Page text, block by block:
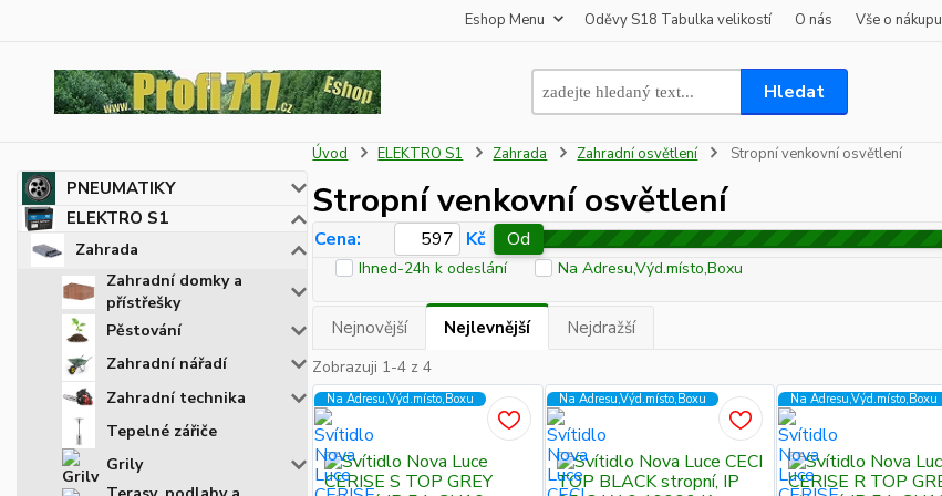
Eshop Menu Oděvy S18 Tabulka velikostí O nás Vše o nákupu
Hledat
PNEUMATIKY
ELEKTRO S1
Zahrada
Zahradní domky a
přístřešky
Pěstování
Zahradní nářadí
Zahradní technika
Tepelné zářiče
Grily
Úvod ELEKTRO S1 Zahrada Zahradní osvětlení Stropní venkovní osvětlení
Stropní venkovní osvětlení
Cena: Kč Od
Ihned-24h k odeslání Na Adresu,Výd.místo,Boxu
Nejnovější Nejlevnější Nejdražší
Zobrazuji 1-4 z 4
Na Adresu,Výd.místo,Boxu Na Adresu,Výd.místo,Boxu Na Adresu,Výd.místo,Boxu